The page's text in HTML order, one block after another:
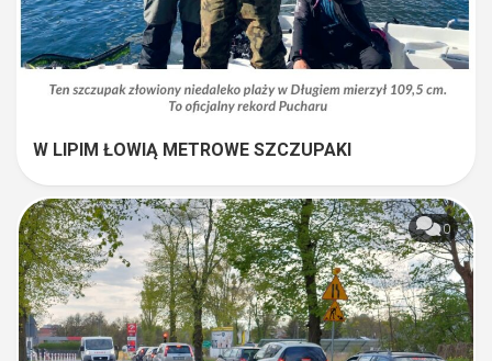
W LIPIM ŁOWIĄ METROWE SZCZUPAKI
0